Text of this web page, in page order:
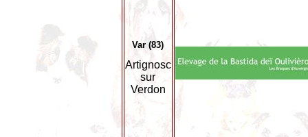
Var (83)
Artignosc
sur
Verdon